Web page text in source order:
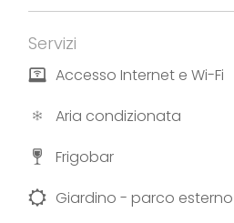
Servizi
Accesso Internet e Wi-Fi
Aria condizionata
Frigobar
Giardino - parco esterno